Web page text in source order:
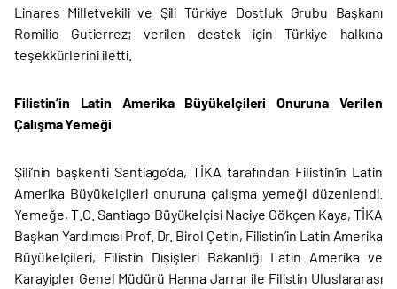
Linares Milletvekili ve Şili Türkiye Dostluk Grubu Başkanı
Romilio Gutierrez; verilen destek için Türkiye halkına
teşekkürlerini iletti.
Filistin’in Latin Amerika Büyükelçileri Onuruna Verilen
Çalışma Yemeği
Şili’nin başkenti Santiago’da, TİKA tarafından Filistin’in Latin
Amerika Büyükelçileri onuruna çalışma yemeği düzenlendi.
Yemeğe, T.C. Santiago Büyükelçisi Naciye Gökçen Kaya, TİKA
Başkan Yardımcısı Prof. Dr. Birol Çetin, Filistin’in Latin Amerika
Büyükelçileri, Filistin Dışişleri Bakanlığı Latin Amerika ve
Karayipler Genel Müdürü Hanna Jarrar ile Filistin Uluslararası